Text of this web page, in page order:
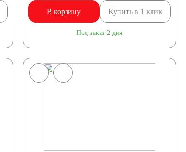
В корзину Купить в 1 клик
Под заказ 2 дня